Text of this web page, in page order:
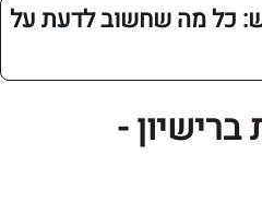
שחשוב לדעת על
-